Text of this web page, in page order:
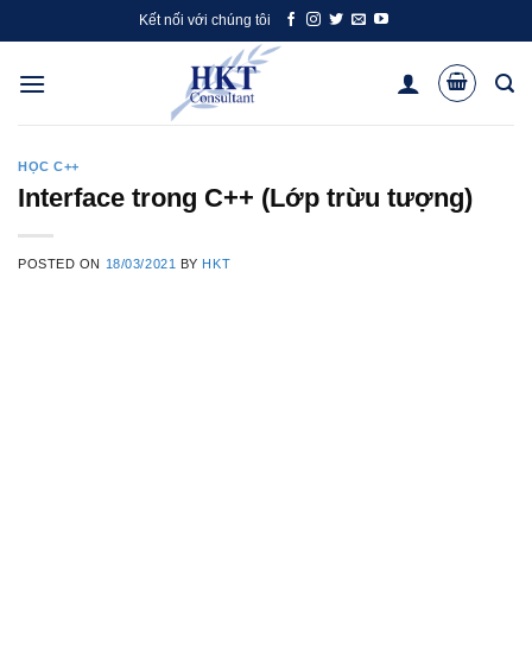
to
content
Kết nối với chúng tôi
HỌC C++
Interface trong C++ (Lớp trừu tượng)
POSTED ON 18/03/2021 BY HKT